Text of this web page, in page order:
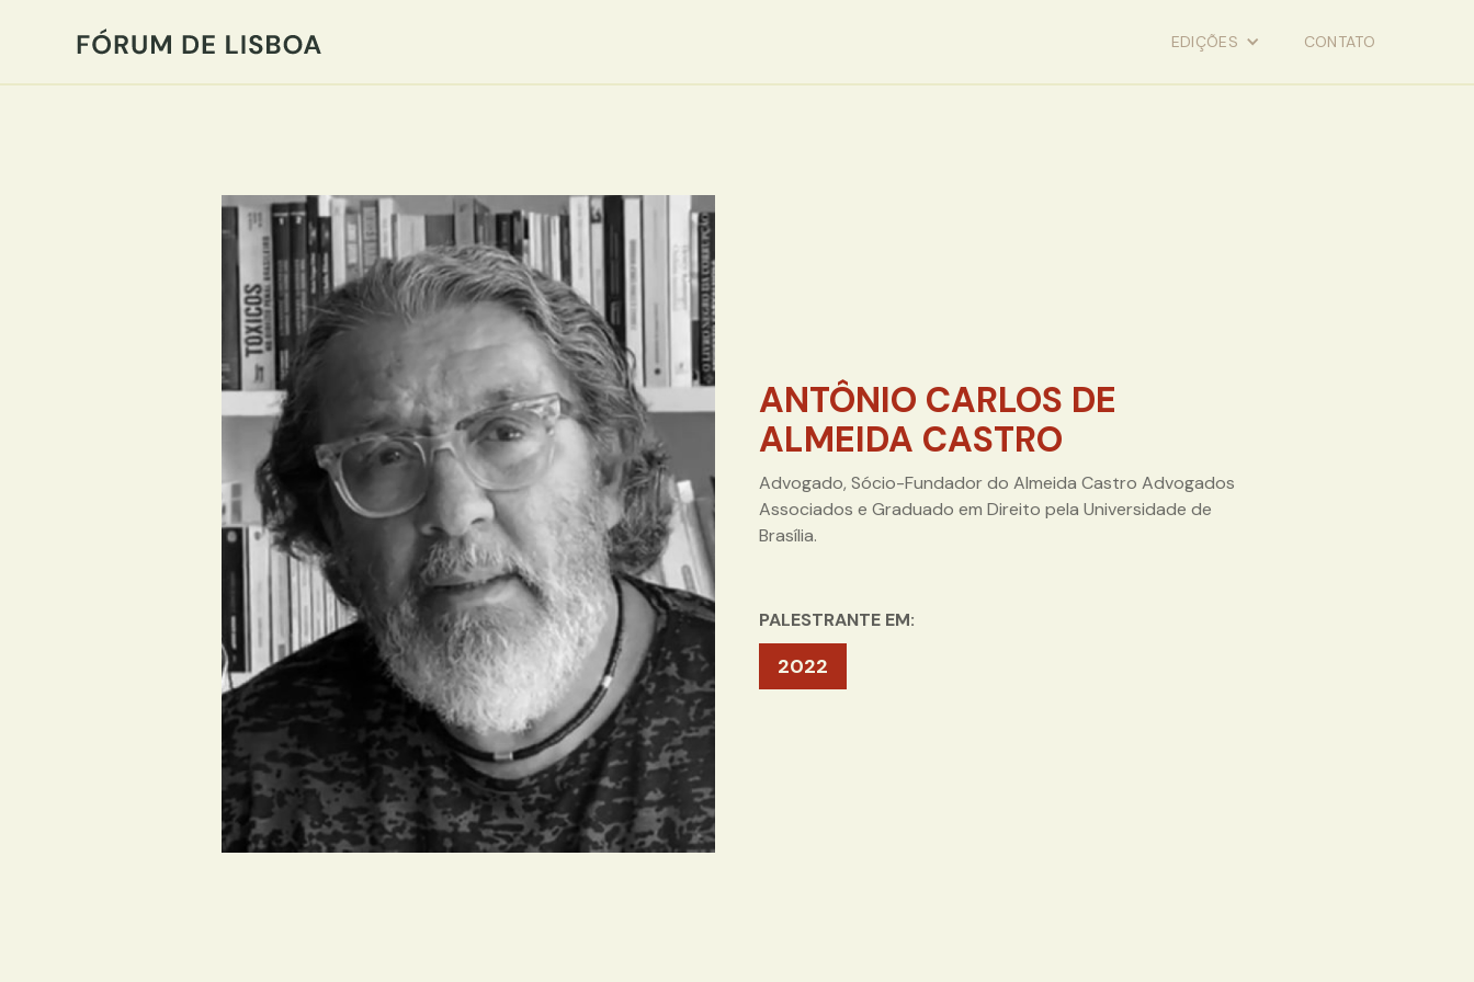
EDIÇÕES CONTATO
ANTÔNIO CARLOS DE
ALMEIDA CASTRO
Advogado, Sócio-Fundador do Almeida Castro Advogados
Associados e Graduado em Direito pela Universidade de
Brasília.
PALESTRANTE EM:
2022